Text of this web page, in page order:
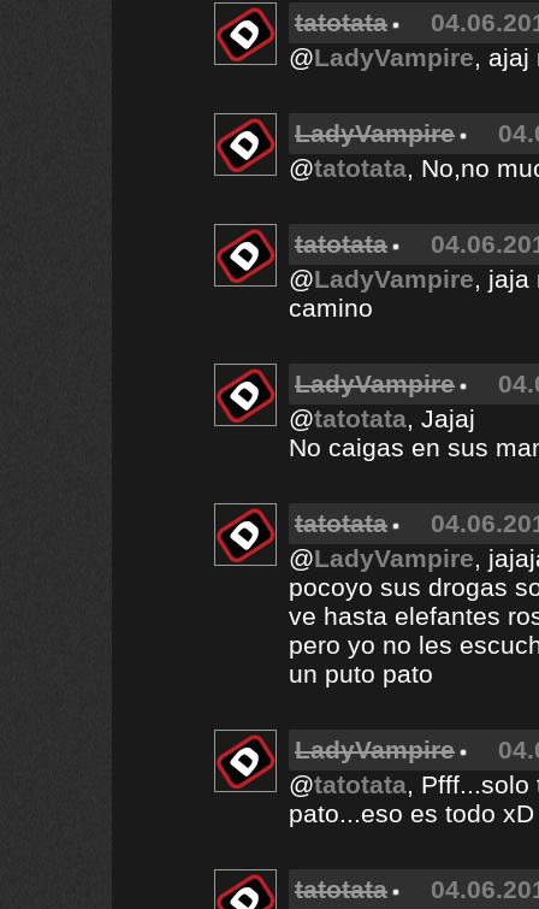
tatotata
@LadyVampire, ajaj
LadyVampire
@tatotata, No,no
tatotata
@LadyVampire, jaja
camino
LadyVampire
@tatotata, Jajaj
No caigas en sus
tatotata
@LadyVampire,
pocoyo sus drogas
ve hasta elefantes
pero yo no les
un puto pato
LadyVampire
@tatotata, Pfff...solo
pato...eso es todo xD
tatotata